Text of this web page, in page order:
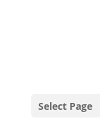
Select Page